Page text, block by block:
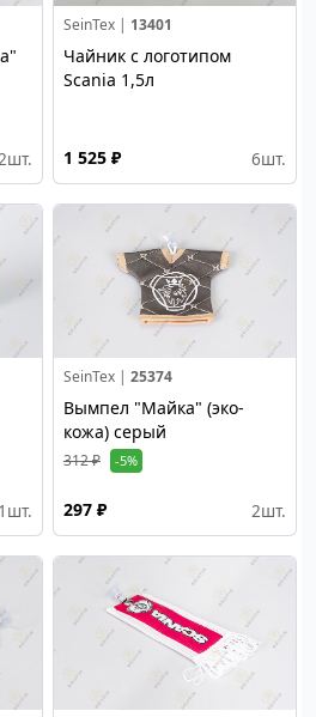
шт.
SeinTex | 13401
Чайник с логотипом
Scania 1,5л
1 525 ₽ 6шт.
1 шт.
SeinTex | 25374
Вымпел "Майка" (эко-
кожа) серый
312 ₽ -5%
297 ₽ 2шт.